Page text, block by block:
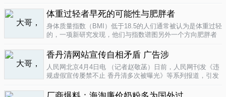
外，从12岁开始她就是个素食主义者，早餐吃燕麦粥加果
酱，午餐豆子..
体重过轻者早死的可能性与肥胖者
身体质量指数（BMI）低于18.5的人们通常被认为是体重过轻
的，一项新研究发现，他们与指数谱图另外一个方向肥胖者
（如果是粗略的）整体健康指标的可靠性。这个测量值反映
一个人的高度与重量的比..
香丹清网站宣传自相矛盾 广告涉
人民网北京4月4日电 （记者赵敬菡）日前，人民网刊发《违
规虚假宣传屡禁不止 香丹清多次被曝光》等系列报道，引发
官方销售网站存在备案信息不明、涉嫌违规发布广告、宣传